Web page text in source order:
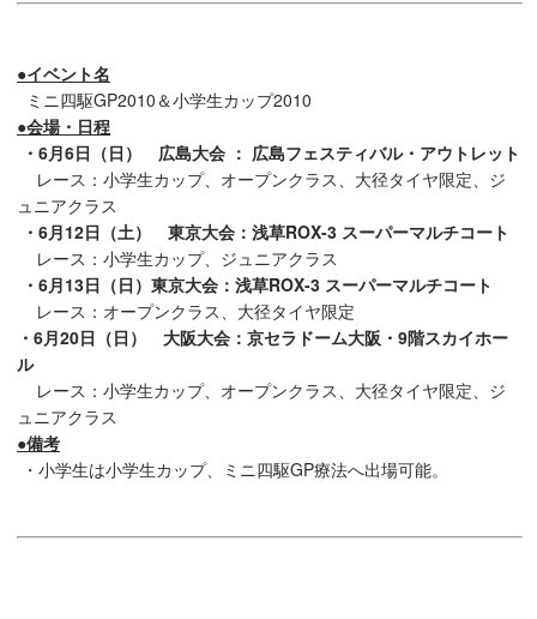
●イベント名
ミニ四駆GP2010＆小学生カップ2010
●会場・日程
・6月6日（日） 広島大会 ： 広島フェスティバル・アウトレット
レース：小学生カップ、オープンクラス、大径タイヤ限定、ジ
ュニアクラス
・6月12日（土） 東京大会：浅草ROX-3 スーパーマルチコート
レース：小学生カップ、ジュニアクラス
・6月13日（日） 東京大会：浅草ROX-3 スーパーマルチコート
レース：オープンクラス、大径タイヤ限定
・6月20日（日） 大阪大会：京セラドーム大阪・9階スカイホー
ル
レース：小学生カップ、オープンクラス、大径タイヤ限定、ジ
ュニアクラス
●備考
・小学生は小学生カップ、ミニ四駆GP療法へ出場可能。